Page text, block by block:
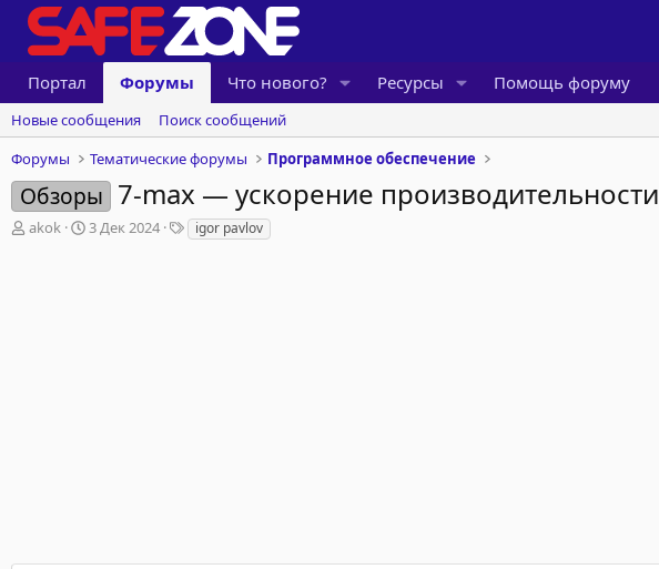
Портал Форумы Что нового? Ресурсы Помощь форуму
Новые сообщения
Поиск сообщений
Форумы
Тематические форумы Программное обеспечение
Обзоры 7-max — ускорение производительности
А
akok
Д
3 Дек 2024
Т
е
igor pavlov